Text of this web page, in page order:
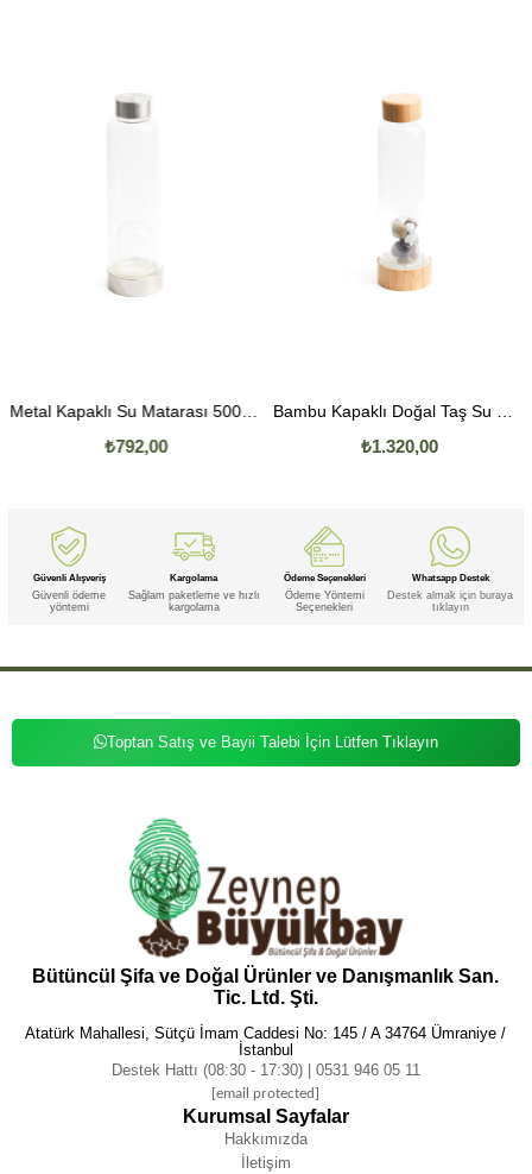
Metal Kapaklı Su Matarası 500 ML
₺792,00 ₺1.320,00
Güvenli Alışveriş
Güvenli ödeme
yöntemi
Kargolama
Sağlam paketleme ve hızlı
kargolama
Ödeme Seçenekleri
Ödeme Yöntemi
Seçenekleri
Whatsapp Destek
Destek almak için buraya
tıklayın
Toptan Satış ve Bayii Talebi İçin Lütfen Tıklayın
Bütüncül Şifa ve Doğal Ürünler ve Danışmanlık San.
Tic. Ltd. Şti.
Atatürk Mahallesi, Sütçü İmam Caddesi No: 145 / A 34764 Ümraniye /
İstanbul
Destek Hattı (08:30 - 17:30) | 0531 946 05 11
[email protected]
Kurumsal Sayfalar
Hakkımızda
İletişim